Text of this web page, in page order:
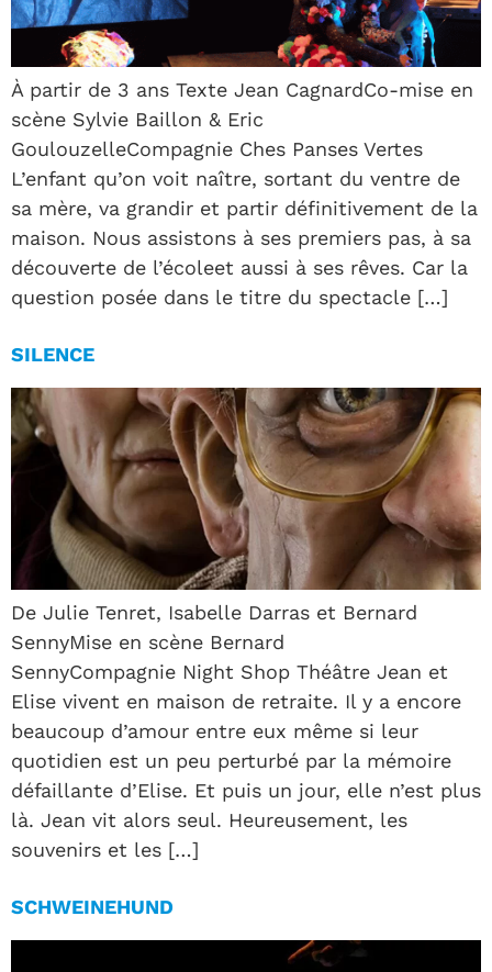
À partir de 3 ans Texte Jean CagnardCo-mise en
scène Sylvie Baillon & Eric
GoulouzelleCompagnie Ches Panses Vertes
L’enfant qu’on voit naître, sortant du ventre de
sa mère, va grandir et partir définitivement de la
maison. Nous assistons à ses premiers pas, à sa
découverte de l’écoleet aussi à ses rêves. Car la
question posée dans le titre du spectacle […]
SILENCE
De Julie Tenret, Isabelle Darras et Bernard
SennyMise en scène Bernard
SennyCompagnie Night Shop Théâtre Jean et
Elise vivent en maison de retraite. Il y a encore
beaucoup d’amour entre eux même si leur
quotidien est un peu perturbé par la mémoire
défaillante d’Elise. Et puis un jour, elle n’est plus
là. Jean vit alors seul. Heureusement, les
souvenirs et les […]
SCHWEINEHUND